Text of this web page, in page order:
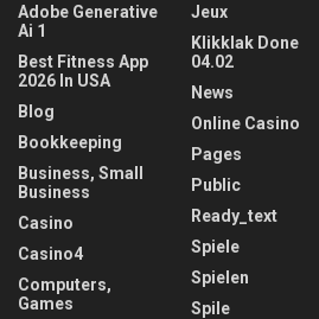
Adobe Generative
Ai 1
Best Fitness App
2026 In USA
Blog
Bookkeeping
Business, Small
Business
Casino
Casino4
Computers,
Games
Jeux
Klikklak Done
04.02
News
Online Casino
Pages
Public
Ready_text
Spiele
Spielen
Spile